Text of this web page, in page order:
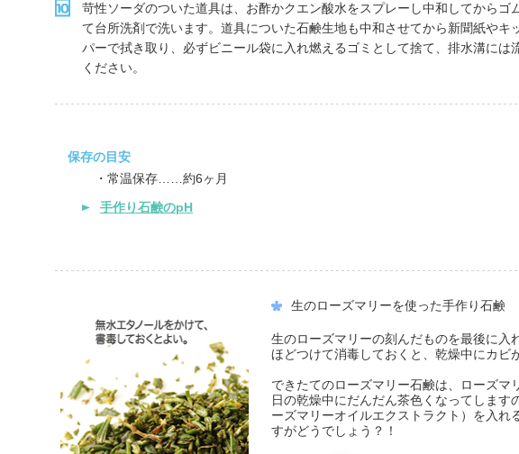
苛性ソーダのついた道具は、お酢かクエン酸水をスプレーし中和してからゴ
て台所洗剤で洗います。道具についた石鹸生地も中和させてから新聞紙やキ
パーで拭き取り、必ずビニール袋に入れ燃えるゴミとして捨て、排水溝には
ください。
保存の目安
・常温保存……約6ヶ月
手作り石鹸のpH
生のローズマリーを使った手作り石鹸
生のローズマリーの刻んだものを最後に入
ほどつけて消毒しておくと、乾燥中にカビ
できたてのローズマリー石鹸は、ローズマ
日の乾燥中にだんだん茶色くなってします
ーズマリーオイルエクストラクト）を入れ
すがどうでしょう？！